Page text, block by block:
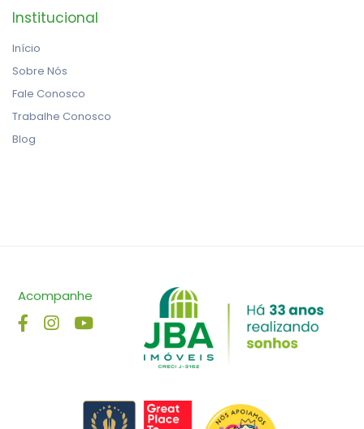
Institucional
Início
Sobre Nós
Fale Conosco
Trabalhe Conosco
Blog
Acompanhe